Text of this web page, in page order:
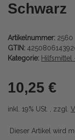
Schwarz
Artikelnummer: 2560
GTIN:
Kategorie: Hilfsmittel
10,25 €
inkl. 19% USt. , zzgl.
Dieser Artikel wird